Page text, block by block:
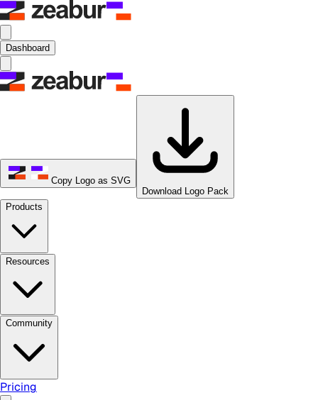
Dashboard
Copy Logo as SVG
Download Logo Pack
Products
Resources
Community
Pricing